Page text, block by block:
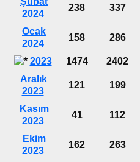
2024
238 337
Ocak
2024
158 286
2023 1474 2402
Aralık
2023
121 199
Kasım
2023
41 112
Ekim
2023
162 263